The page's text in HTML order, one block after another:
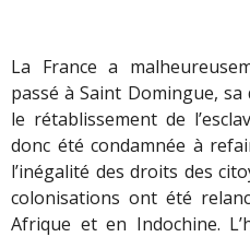
La France a
passé à Saint Domingue,
le rétablissement de
donc été condamnée à
l’inégalité des droits des
colonisations ont été
Afrique et en Indochine.